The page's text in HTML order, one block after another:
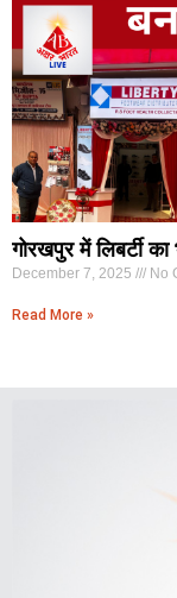
गोरखपुर में लिबर्टी
December 7, 2025 No
Read More »